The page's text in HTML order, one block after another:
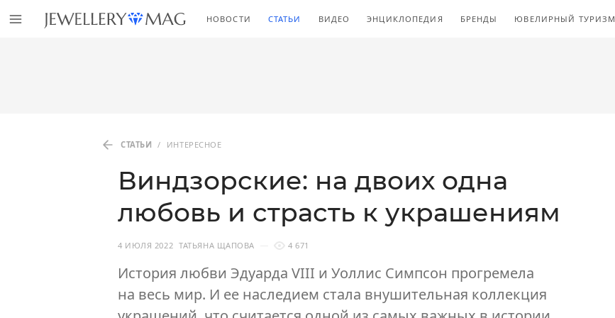
НОВОСТИ СТАТЬИ ВИДЕО ЭНЦИКЛОПЕДИЯ БРЕНДЫ ЮВЕЛИРНЫЙ ТУРИЗМ
СТАТЬИ / ИНТЕРЕСНОЕ
Виндзорские: на двоих одна
любовь и страсть к украшениям
4 ИЮЛЯ 2022 ТАТЬЯНА ЩАПОВА 4 671
История любви Эдуарда VIII и Уоллис Симпсон прогремела
на весь мир. И ее наследием стала внушительная коллекция